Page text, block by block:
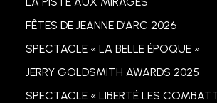
FÊTES DE JEANNE D’ARC 2026
SPECTACLE « LA BELLE ÉPOQUE »
JERRY GOLDSMITH AWARDS 2025
SPECTACLE « LIBERTÉ LES